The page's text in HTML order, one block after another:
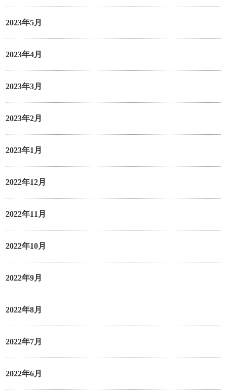
2023年5月
2023年4月
2023年3月
2023年2月
2023年1月
2022年12月
2022年11月
2022年10月
2022年9月
2022年8月
2022年7月
2022年6月